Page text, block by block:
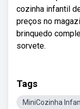
cozinha infantil
preços no
brinquedo
sorvete.
Tags
MiniCozinha